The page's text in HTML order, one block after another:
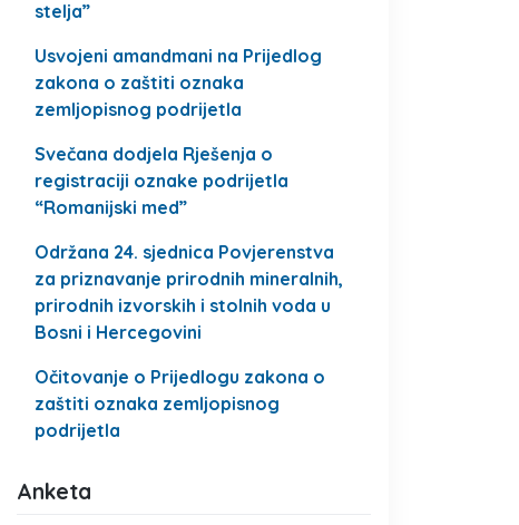
stelja”
Usvojeni amandmani na Prijedlog
zakona o zaštiti oznaka
zemljopisnog podrijetla
Svečana dodjela Rješenja o
registraciji oznake podrijetla
“Romanijski med”
Održana 24. sjednica Povjerenstva
za priznavanje prirodnih mineralnih,
prirodnih izvorskih i stolnih voda u
Bosni i Hercegovini
Očitovanje o Prijedlogu zakona o
zaštiti oznaka zemljopisnog
podrijetla
Anketa